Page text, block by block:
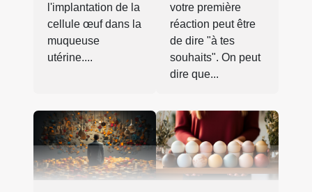
l'implantation de la
cellule œuf dans la
muqueuse
utérine....
votre première
réaction peut être
de dire "à tes
souhaits". On peut
dire que...